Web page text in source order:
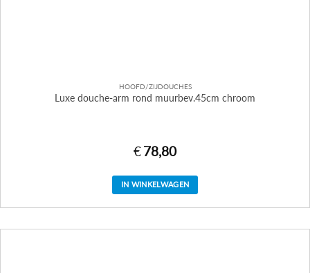
HOOFD/ZIJDOUCHES
Luxe douche-arm rond muurbev.45cm chroom
€78,80
IN WINKELWAGEN